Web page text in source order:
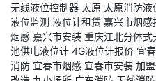
无线液位控制器 太原 太原消防液
液位监测 液位计租赁 嘉兴市烟感
烟感 嘉兴市安装 重庆江北分体式
池供电液位计 4G液位计报价 宜
消防 宜春市烟感 宜春市安装 加